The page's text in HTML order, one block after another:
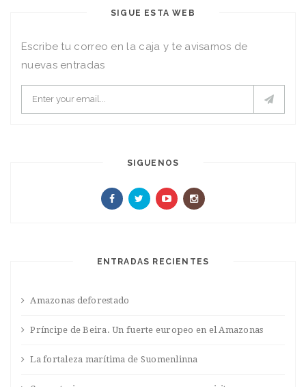
SIGUE ESTA WEB
Escribe tu correo en la caja y te avisamos de
nuevas entradas
SIGUENOS
ENTRADAS RECIENTES
Amazonas deforestado
Príncipe de Beira. Un fuerte europeo en el Amazonas
La fortaleza marítima de Suomenlinna